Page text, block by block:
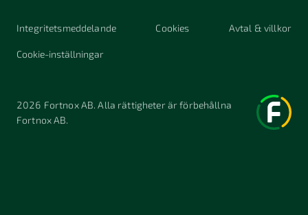
Integritetsmeddelande Cookies Avtal & villkor
Cookie-inställningar
2026 Fortnox AB. Alla rättigheter är förbehållna
Fortnox AB.